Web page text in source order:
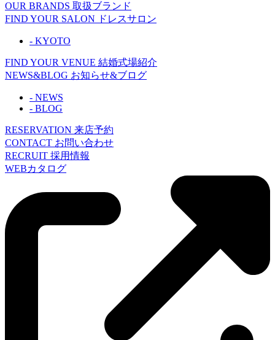
OUR BRANDS 取扱ブランド
FIND YOUR SALON ドレスサロン
- KYOTO
FIND YOUR VENUE 結婚式場紹介
NEWS&BLOG お知らせ&ブログ
- NEWS
- BLOG
RESERVATION 来店予約
CONTACT お問い合わせ
RECRUIT 採用情報
WEBカタログ